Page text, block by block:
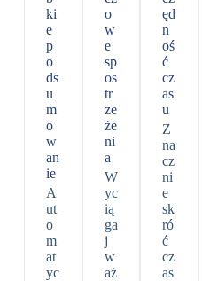
ki
e
p
o
ds
u
m
o
w
an
ie
A
ut
o
m
at
yc
o
w
e
sp
os
tr
ze
że
ni
a
W
yc
ią
ga
j
w
aż
ęd
n
oś
ć
cz
as
u
Z
na
cz
ni
e
sk
ró
ć
cz
as